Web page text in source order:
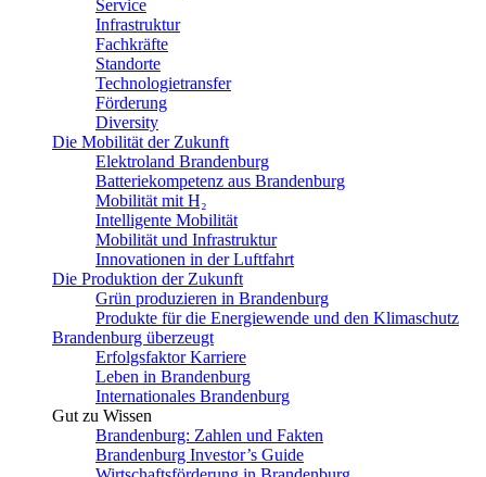
Service
Infrastruktur
Fachkräfte
Standorte
Technologietransfer
Förderung
Diversity
Die Mobilität der Zukunft
Elektroland Brandenburg
Batteriekompetenz aus Brandenburg
Mobilität mit H₂
Intelligente Mobilität
Mobilität und Infrastruktur
Innovationen in der Luftfahrt
Die Produktion der Zukunft
Grün produzieren in Brandenburg
Produkte für die Energiewende und den Klimaschutz
Brandenburg überzeugt
Erfolgsfaktor Karriere
Leben in Brandenburg
Internationales Brandenburg
Gut zu Wissen
Brandenburg: Zahlen und Fakten
Brandenburg Investor’s Guide